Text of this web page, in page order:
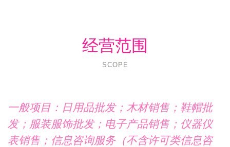
经营范围
SCOPE
一般项目：日用品批发；木材销售；鞋帽批
发；服装服饰批发；电子产品销售；仪器仪
表销售；信息咨询服务（不含许可类信息咨